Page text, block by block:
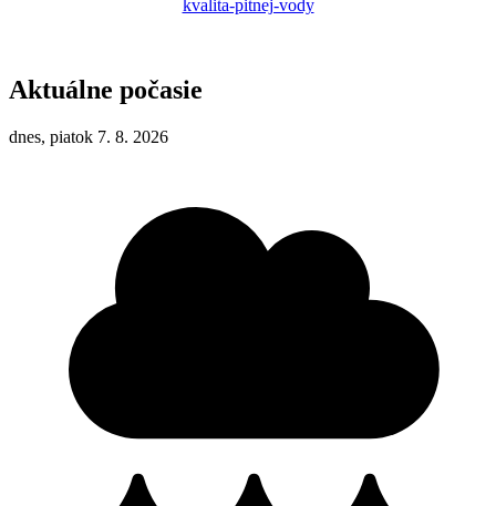
kvalita-pitnej-vody
Aktuálne počasie
dnes, piatok 7. 8. 2026